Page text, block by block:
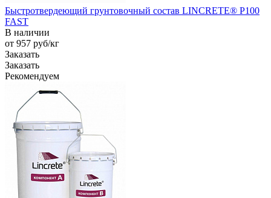
Быстротвердеющий грунтовочный состав LINCRETE® P100
FAST
В наличии
от 957 руб/кг
Заказать
Заказать
Рекомендуем